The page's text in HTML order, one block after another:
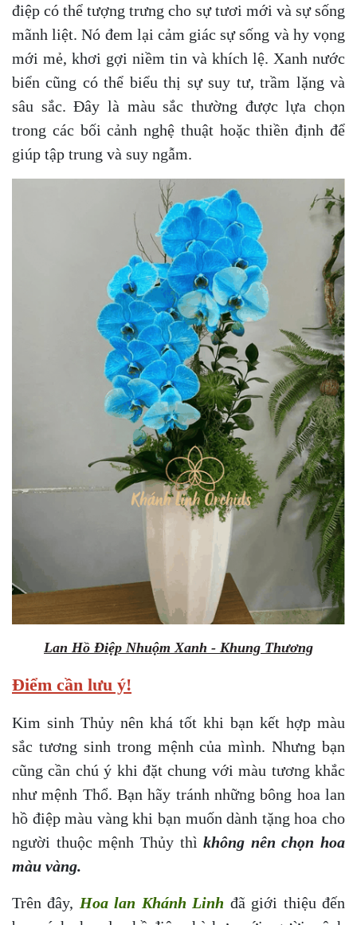
điệp có thể tượng trưng cho sự tươi mới và sự sống
mãnh liệt. Nó đem lại cảm giác sự sống và hy vọng
mới mẻ, khơi gợi niềm tin và khích lệ. Xanh nước
biển cũng có thể biểu thị sự suy tư, trầm lặng và
sâu sắc. Đây là màu sắc thường được lựa chọn
trong các bối cảnh nghệ thuật hoặc thiền định để
giúp tập trung và suy ngẫm.
Lan Hồ Điệp Nhuộm Xanh - Khung Thương
Điểm cần lưu ý!
Kim sinh Thủy nên khá tốt khi bạn kết hợp màu
sắc tương sinh trong mệnh của mình. Nhưng bạn
cũng cần chú ý khi đặt chung với màu tương khắc
như mệnh Thổ. Bạn hãy tránh những bông hoa lan
hồ điệp màu vàng khi bạn muốn dành tặng hoa cho
người thuộc mệnh Thủy thìkhông nên chọn hoa
màu vàng.
Trên đây, Hoa lan Khánh Linh đã giới thiệu đến